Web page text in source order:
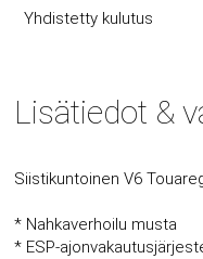
Yhdistetty kulutus
Lisätiedot &
Siistikuntoinen V6
* Nahkaverhoilu musta
* ESP-